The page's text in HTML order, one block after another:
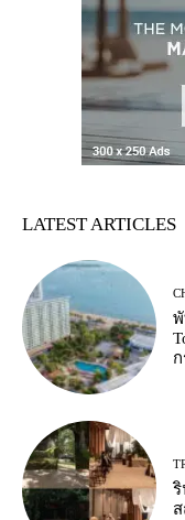
LATEST ARTICLES